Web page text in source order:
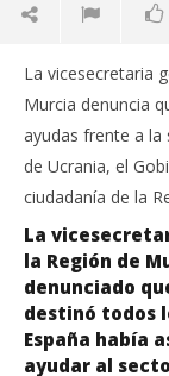
La vicesecretaria
Murcia denuncia
ayudas frente a la
de Ucrania, el
ciudadanía de la
La
la Región de
denunciado
destinó todos
España había
ayudar al